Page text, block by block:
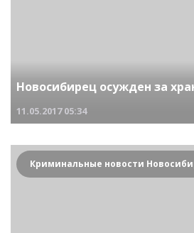
Новосибирец осужден за
11.05.2017 05:34